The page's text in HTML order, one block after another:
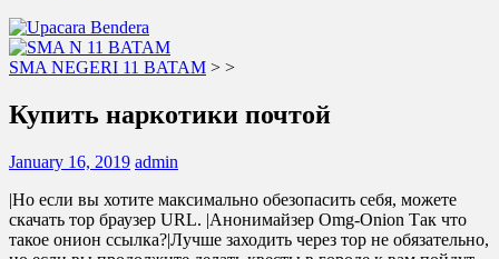
SMA NEGERI 11 BATAM > >
Купить наркотики почтой
January 16, 2019 admin
|Но если вы хотите максимально обезопасить себя, можете
скачать тор браузер URL. |Анонимайзер Omg-Onion Так что
такое онион ссылка?|Лучше заходить через тор не обязательно,